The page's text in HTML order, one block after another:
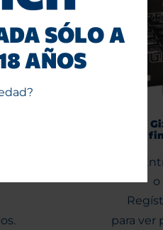
SÓLO A
AÑOS
Papelillos
mts Extra
o
para ver